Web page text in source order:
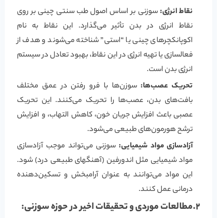
نقاط انرژی: سوزنی بر اساس اصول طب سنتی چینی بر روی
نقاط انرژی در بدن تأثیر می‌گذارد. این نقاط به نام
اکوپانکچرهای چینی یا “استی” شناخته می‌شوند و هدف از
فعالسازی یا تهیه انرژی در این نقاط، بهبود تعادل در سیستم
انرژی بدن است.
تحریک عصب‌ها: سوزن‌ها با فرو رفتن در عمق مختلف
بافت‌های بدن، عصب‌ها را تحریک می‌کنند. این تحریک
عصبی باعث افزایش جریان خون، کاهش التهاب، و افزایش
ترشح هورمون‌های طبیعی می‌شود.
آزادسازی مواد شیمیایی: سوزنی می‌تواند موجب آزادسازی
مواد شیمیایی مثل اندورفین (آهنگهای طبیعی درد) شود.
این مواد می‌توانند به عنوان آرامبخش و تسکین‌دهنده
درمانی عمل کنند.
2.مطالعات موردی و تحقیقات اخیر در حوزه سوزنی: